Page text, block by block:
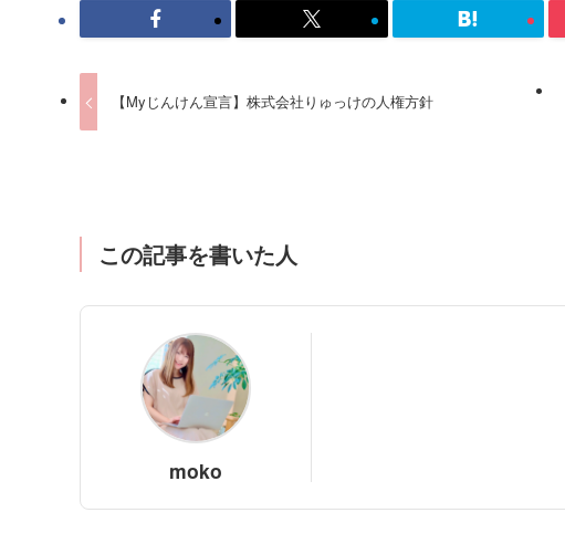
【Myじんけん宣言】株式会社りゅっけの人権方針
この記事を書いた人
moko